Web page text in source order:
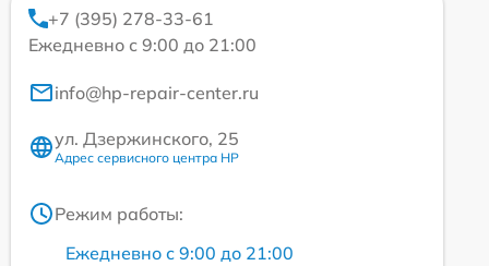
+7 (395) 278-33-61
Ежедневно с 9:00 до 21:00
info@hp-repair-center.ru
ул. Дзержинского, 25
Адрес сервисного центра HP
Режим работы:
Ежедневно с 9:00 до 21:00